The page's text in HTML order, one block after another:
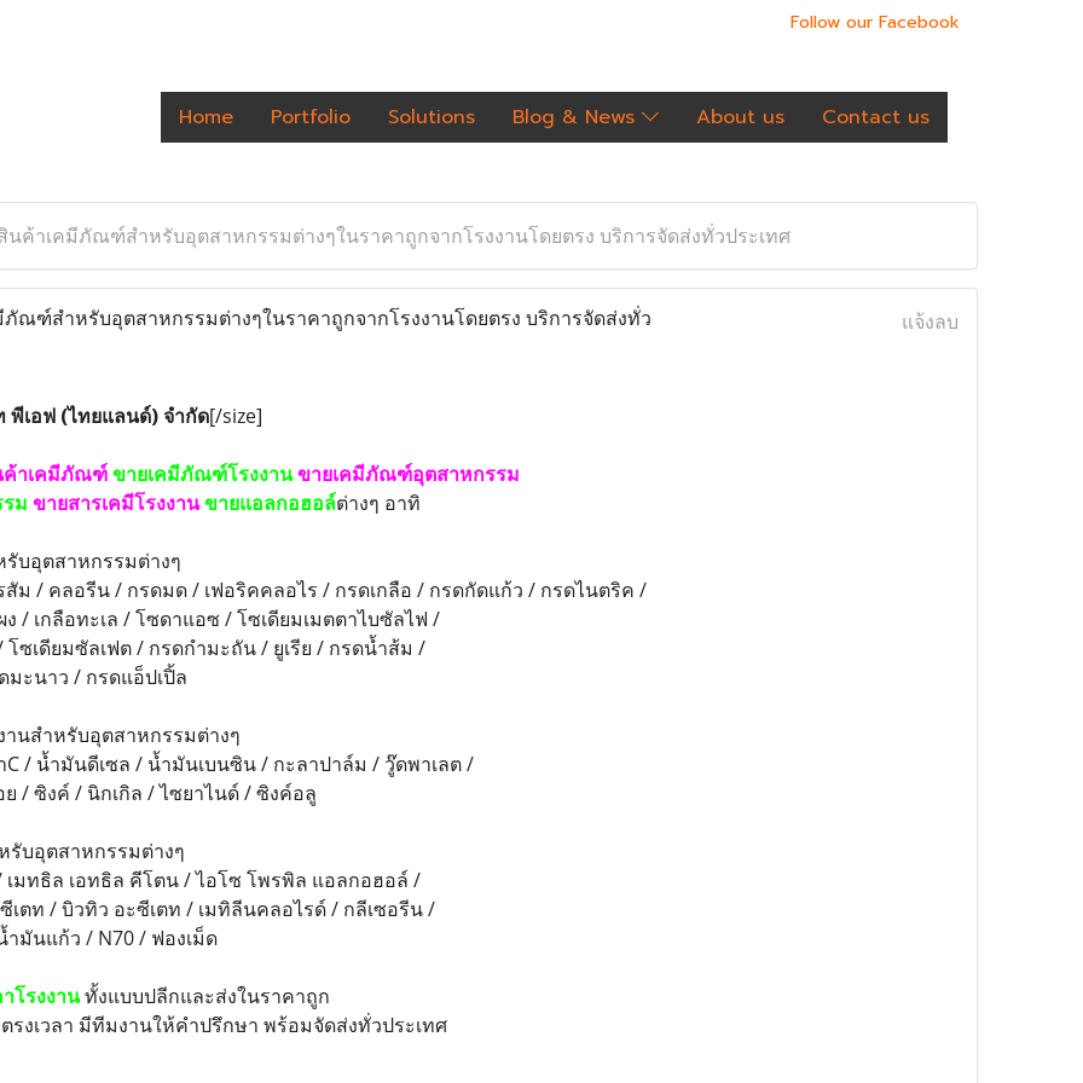
Follow our Facebook
Home Portfolio Solutions Blog & News About us Contact us
นค้าเคมีภัณฑ์สำหรับอุตสาหกรรมต่างๆในราคาถูกจากโรงงานโดยตรง บริการจัดส่งทั่วประเทศ
ฑ์สำหรับอุตสาหกรรมต่างๆในราคาถูกจากโรงงานโดยตรง บริการจัดส่งทั่ว แจ้งลบ
พีเอฟ (ไทยแลนด์) จำกัด[/size]
ค้าเคมีภัณฑ์ขายเคมีภัณฑ์โรงงานขายเคมีภัณฑ์อุตสาหกรรม
ม ขายสารเคมีโรงงานขายแอลกอฮอล์ต่างๆ อาทิ
บอุตสาหกรรมต่างๆ
ม / คลอรีน / กรดมด / เฟอริคคลอไร / กรดเกลือ / กรดกัดแก้ว / กรดไนตริค /
/ เกลือทะเล / โซดาแอซ / โซเดียมเมตตาไบซัลไฟ /
ซเดียมซัลเฟต / กรดกำมะถัน / ยูเรีย / กรดน้ำส้ม /
ะนาว / กรดแอ็ปเปิ้ล
นสำหรับอุตสาหกรรมต่างๆ
C / น้ำมันดีเซล / น้ำมันเบนซิน / กะลาปาล์ม / วู๊ดพาเลต /
/ ซิงค์ / นิกเกิล / ไซยาไนด์ / ซิงค์อลู
บอุตสาหกรรมต่างๆ
มทธิล เอทธิล คีโตน / ไอโซ โพรพิล แอลกอฮอล์ /
เตท / บิวทิว อะซีเตท / เมทิลีนคลอไรด์ / กลีเซอรีน /
มันแก้ว / N70 / ฟองเม็ด
โรงงานทั้งแบบปลีกและส่งในราคาถูก
รงเวลา มีทีมงานให้คำปรึกษา พร้อมจัดส่งทั่วประเทศ